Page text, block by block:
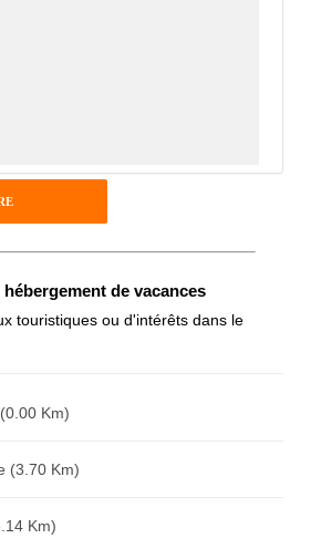
7x4 (en
de vacances
touristiques ou d'intérêts dans le
Km)
(3.70 Km)
Km)